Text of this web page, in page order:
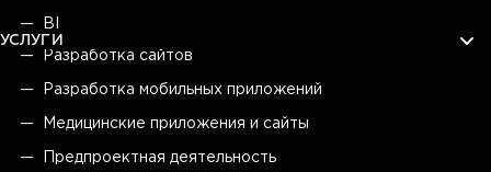
BI
УСЛУГИ
Разработка сайтов
Разработка мобильных приложений
Медицинские приложения и сайты
Предпроектная деятельность